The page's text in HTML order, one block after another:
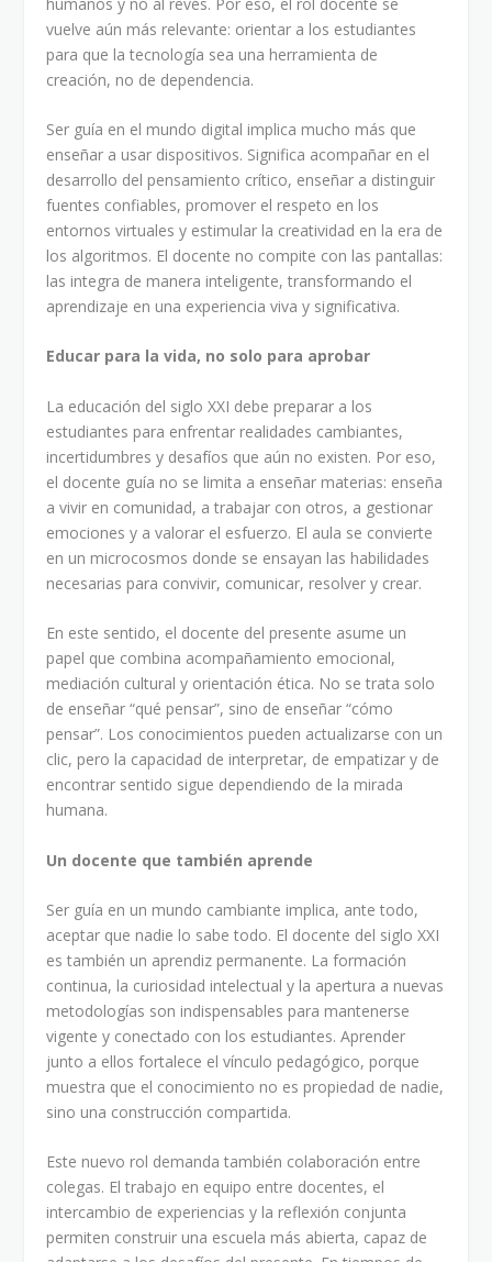
vuelve aún más relevante: orientar a los estudiantes
para que la tecnología sea una herramienta de
creación, no de dependencia.
Ser guía en el mundo digital implica mucho más que
enseñar a usar dispositivos. Significa acompañar en el
desarrollo del pensamiento crítico, enseñar a distinguir
fuentes confiables, promover el respeto en los
entornos virtuales y estimular la creatividad en la era de
los algoritmos. El docente no compite con las pantallas:
las integra de manera inteligente, transformando el
aprendizaje en una experiencia viva y significativa.
Educar para la vida, no solo para aprobar
La educación del siglo XXI debe preparar a los
estudiantes para enfrentar realidades cambiantes,
incertidumbres y desafíos que aún no existen. Por eso,
el docente guía no se limita a enseñar materias: enseña
a vivir en comunidad, a trabajar con otros, a gestionar
emociones y a valorar el esfuerzo. El aula se convierte
en un microcosmos donde se ensayan las habilidades
necesarias para convivir, comunicar, resolver y crear.
En este sentido, el docente del presente asume un
papel que combina acompañamiento emocional,
mediación cultural y orientación ética. No se trata solo
de enseñar “qué pensar”, sino de enseñar “cómo
pensar”. Los conocimientos pueden actualizarse con un
clic, pero la capacidad de interpretar, de empatizar y de
encontrar sentido sigue dependiendo de la mirada
humana.
Un docente que también aprende
Ser guía en un mundo cambiante implica, ante todo,
aceptar que nadie lo sabe todo. El docente del siglo XXI
es también un aprendiz permanente. La formación
continua, la curiosidad intelectual y la apertura a nuevas
metodologías son indispensables para mantenerse
vigente y conectado con los estudiantes. Aprender
junto a ellos fortalece el vínculo pedagógico, porque
muestra que el conocimiento no es propiedad de nadie,
sino una construcción compartida.
Este nuevo rol demanda también colaboración entre
colegas. El trabajo en equipo entre docentes, el
intercambio de experiencias y la reflexión conjunta
permiten construir una escuela más abierta, capaz de